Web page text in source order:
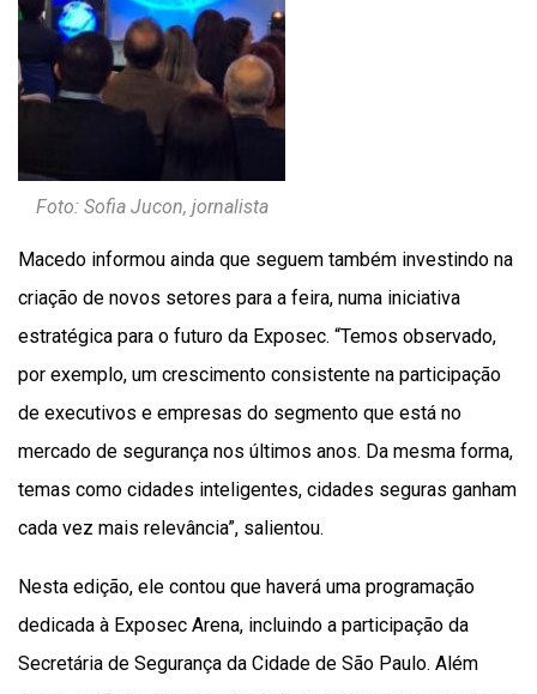
Foto: Sofia Jucon, jornalista
Macedo informou ainda que seguem também investindo na
criação de novos setores para a feira, numa iniciativa
estratégica para o futuro da Exposec. “Temos observado,
por exemplo, um crescimento consistente na participação
de executivos e empresas do segmento que está no
mercado de segurança nos últimos anos. Da mesma forma,
temas como cidades inteligentes, cidades seguras ganham
cada vez mais relevância”, salientou.
Nesta edição, ele contou que haverá uma programação
dedicada à Exposec Arena, incluindo a participação da
Secretária de Segurança da Cidade de São Paulo. Além